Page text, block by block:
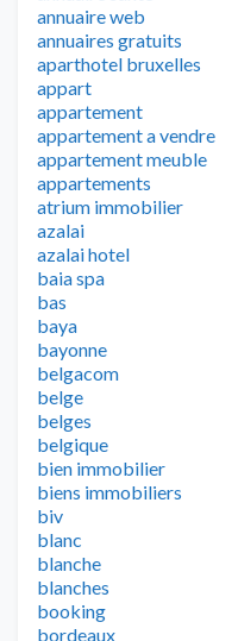
annuaire web
annuaires gratuits
aparthotel bruxelles
appart
appartement
appartement a vendre
appartement meuble
appartements
atrium immobilier
azalai
azalai hotel
baia spa
bas
baya
bayonne
belgacom
belge
belges
belgique
bien immobilier
biens immobiliers
biv
blanc
blanche
blanches
booking
bordeaux